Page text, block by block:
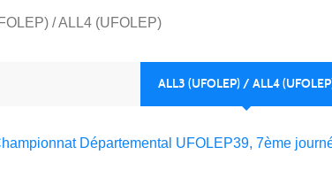
/ ALL4 (UFOLEP)
ALL3 (UFOLEP) / ALL4
Départemental UFOLEP39, 7ème